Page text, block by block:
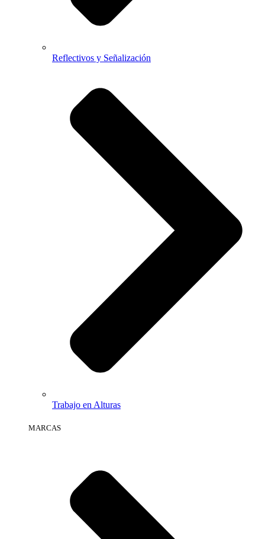
Reflectivos y Señalización
Trabajo en Alturas
MARCAS